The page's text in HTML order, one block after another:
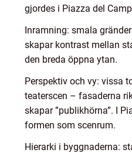
gjordes i Piazza del
Inramning: smala
skapar kontrast mellan
den breda öppna ytan.
Perspektiv och vy: vissa
teaterscen – fasaderna
skapar ”publikhörna”. I
formen som scenrum.
Hierarki i byggnaderna: